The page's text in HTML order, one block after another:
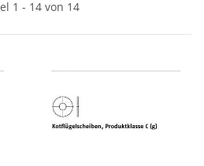
1 - 14 von 14